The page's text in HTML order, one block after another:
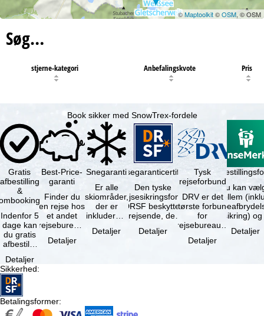
©Maptoolkit©OSM, © OSM
Søg…
stjerne-kategori Anbefalingskvote Pris
Book sikker med SnowTrex-fordele
Gratis
afbestilling
&
Indenfor 5
dage kan
du gratis
afbestille
booking.
Det er
dog en …
Detaljer
Best-Price-
garanti
Finder du
en rejse hos
et andet
rejsebureau,
er billigere
Detaljer
Snegaranti
Er alle
skiområder,
der er
inkluderet i
bookede
Detaljer
Rejsegaranticertifikat
Den tyske
rejsesikringsfond
DRSF beskytter
rejsende, der
pakkerejse eller
Detaljer
Tysk
rejseforbund
DRV er det
største forbund
for
rejsebureauer
rejsearrangører
Detaljer
Du kan
mellem (inklusiv
Detaljer
Sikkerhed:
Betalingsformer: